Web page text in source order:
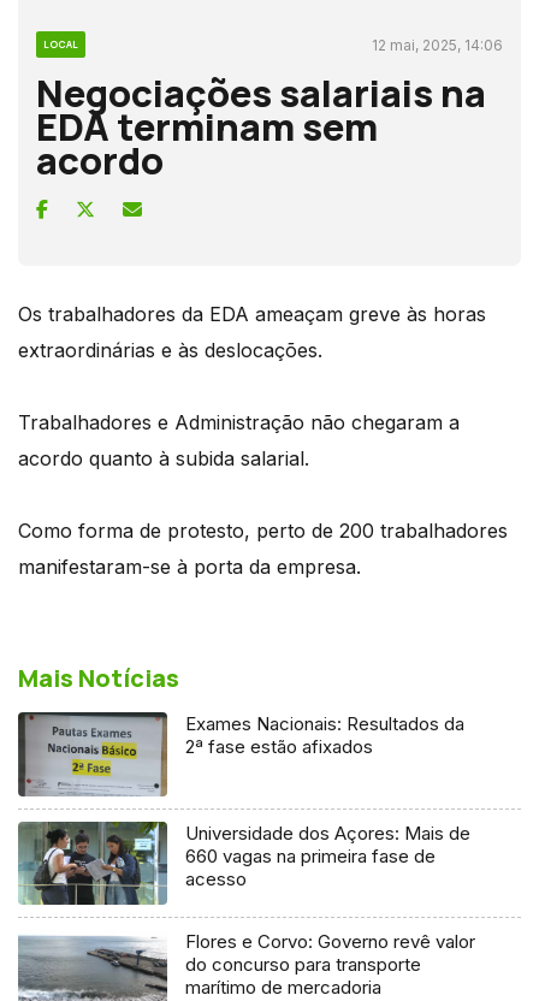
LOCAL 12 mai, 2025, 14:06
Negociações salariais na
EDA terminam sem
acordo
Os trabalhadores da EDA ameaçam greve às horas
extraordinárias e às deslocações.
Trabalhadores e Administração não chegaram a
acordo quanto à subida salarial.
Como forma de protesto, perto de 200 trabalhadores
manifestaram-se à porta da empresa.
Mais Notícias
Exames Nacionais: Resultados da
2ª fase estão afixados
Universidade dos Açores: Mais de
660 vagas na primeira fase de
acesso
Flores e Corvo: Governo revê valor
do concurso para transporte
marítimo de mercadoria